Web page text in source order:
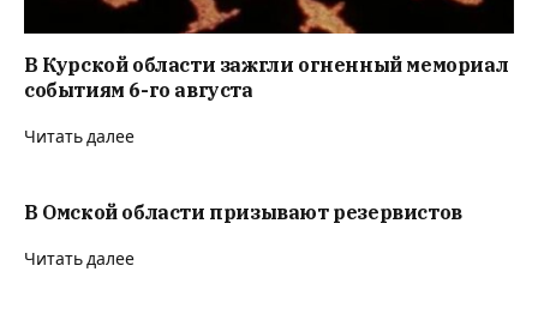
В Курской области зажгли огненный мемориал
событиям 6-го августа
Читать далее
В Омской области призывают резервистов
Читать далее